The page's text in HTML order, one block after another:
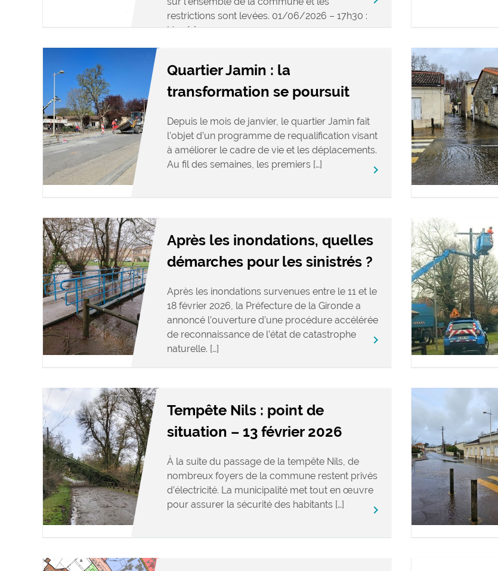
restrictions sont levées. 01/06/2026 – 17h30 :
Une […]
Quartier Jamin : la
transformation se poursuit
Depuis le mois de janvier, le quartier Jamin fait
l’objet d’un programme de requalification visant
à améliorer le cadre de vie et les déplacements.
Au fil des semaines, les premiers […]
keyboard_arrow_right
Après les inondations, quelles
démarches pour les sinistrés ?
Après les inondations survenues entre le 11 et le
18 février 2026, la Préfecture de la Gironde a
annoncé l’ouverture d’une procédure accélérée
de reconnaissance de l’état de catastrophe
naturelle. […]
keyboard_arrow_right
Tempête Nils : point de
situation – 13 février 2026
À la suite du passage de la tempête Nils, de
nombreux foyers de la commune restent privés
d’électricité. La municipalité met tout en œuvre
pour assurer la sécurité des habitants […]
keyboard_arrow_right